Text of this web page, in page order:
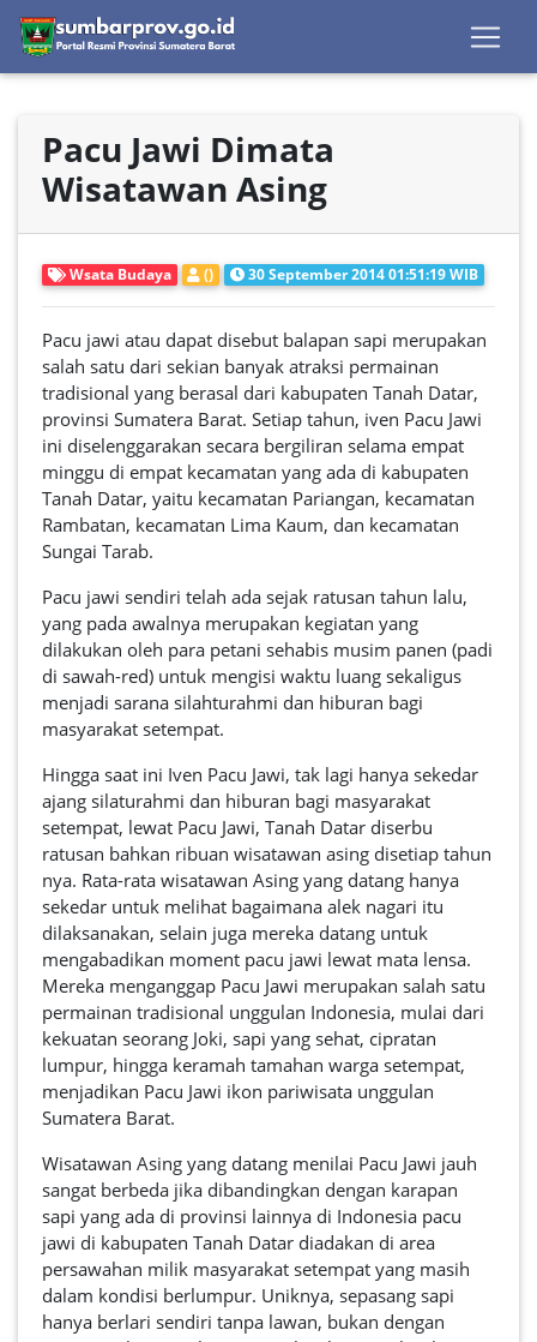
Pacu Jawi Dimata
Wisatawan Asing
Wsata Budaya () 30 September 2014 01:51:19 WIB
Pacu jawi atau dapat disebut balapan sapi merupakan
salah satu dari sekian banyak atraksi permainan
tradisional yang berasal dari kabupaten Tanah Datar,
provinsi Sumatera Barat. Setiap tahun, iven Pacu Jawi
ini diselenggarakan secara bergiliran selama empat
minggu di empat kecamatan yang ada di kabupaten
Tanah Datar, yaitu kecamatan Pariangan, kecamatan
Rambatan, kecamatan Lima Kaum, dan kecamatan
Sungai Tarab.
Pacu jawi sendiri telah ada sejak ratusan tahun lalu,
yang pada awalnya merupakan kegiatan yang
dilakukan oleh para petani sehabis musim panen (padi
di sawah-red) untuk mengisi waktu luang sekaligus
menjadi sarana silahturahmi dan hiburan bagi
masyarakat setempat.
Hingga saat ini Iven Pacu Jawi, tak lagi hanya sekedar
ajang silaturahmi dan hiburan bagi masyarakat
setempat, lewat Pacu Jawi, Tanah Datar diserbu
ratusan bahkan ribuan wisatawan asing disetiap tahun
nya. Rata-rata wisatawan Asing yang datang hanya
sekedar untuk melihat bagaimana alek nagari itu
dilaksanakan, selain juga mereka datang untuk
mengabadikan moment pacu jawi lewat mata lensa.
Mereka menganggap Pacu Jawi merupakan salah satu
permainan tradisional unggulan Indonesia, mulai dari
kekuatan seorang Joki, sapi yang sehat, cipratan
lumpur, hingga keramah tamahan warga setempat,
menjadikan Pacu Jawi ikon pariwisata unggulan
Sumatera Barat.
Wisatawan Asing yang datang menilai Pacu Jawi jauh
sangat berbeda jika dibandingkan dengan karapan
sapi yang ada di provinsi lainnya di Indonesia pacu
jawi di kabupaten Tanah Datar diadakan di area
persawahan milik masyarakat setempat yang masih
dalam kondisi berlumpur. Uniknya, sepasang sapi
hanya berlari sendiri tanpa lawan, bukan dengan